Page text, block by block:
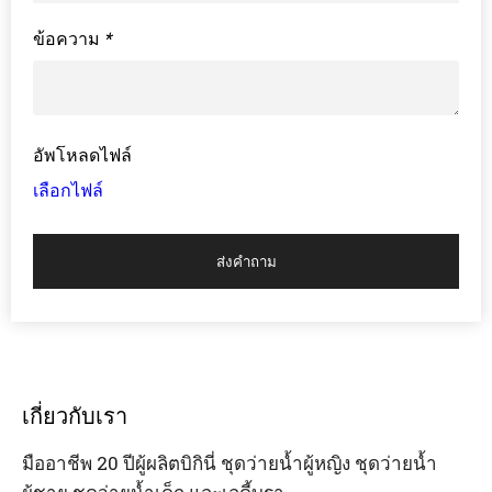
*
ข้อความ
อัพโหลดไฟล์
เลือกไฟล์
ส่งคำถาม
เกี่ยวกับเรา
มืออาชีพ 20 ปีผู้ผลิตบิกินี่ ชุดว่ายน้ำผู้หญิง ชุดว่ายน้ำ